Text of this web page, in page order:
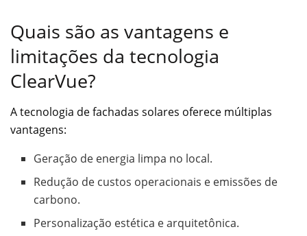
Quais são as vantagens e
limitações da tecnologia
ClearVue?
A tecnologia de fachadas solares oferece múltiplas
vantagens:
Geração de energia limpa no local.
Redução de custos operacionais e emissões de
carbono.
Personalização estética e arquitetônica.